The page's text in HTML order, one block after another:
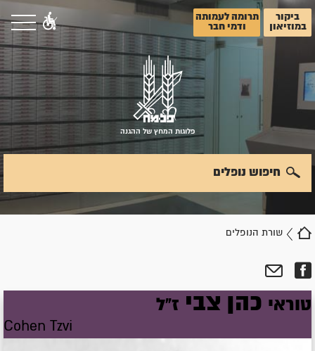
ביקור
במוזיאון
תרומה לעמותה
ודמי חבר
פלוגות המחץ של ההגנה
שורת הנופלים
חיפוש נופלים
טוראי כהן צבי ז"ל
Cohen Tzvi